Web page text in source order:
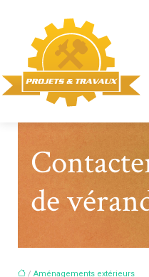
de
/ Aménagements extérieurs